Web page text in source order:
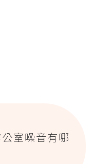
室噪音有哪